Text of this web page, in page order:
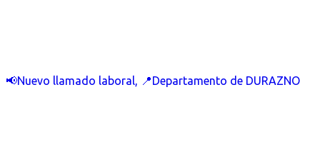
📢Nuevo llamado laboral, 📍Departamento de DURAZNO